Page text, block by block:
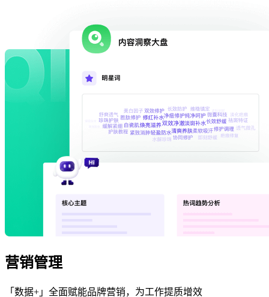
营销管理
「数据+」全面赋能品牌营销，为工作提质增效